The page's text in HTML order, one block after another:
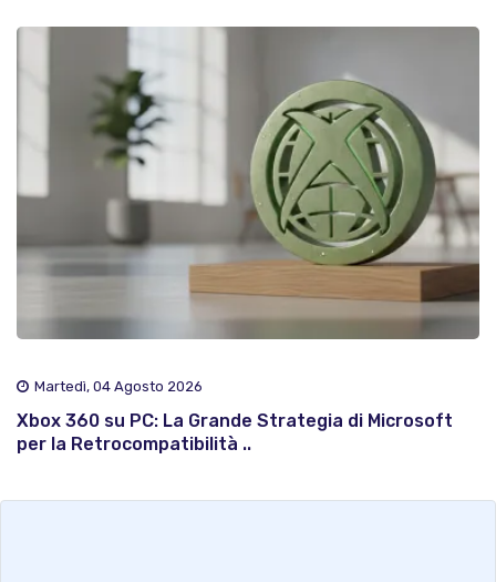
Martedì, 04 Agosto 2026
Xbox 360 su PC: La Grande Strategia di Microsoft
per la Retrocompatibilità ..